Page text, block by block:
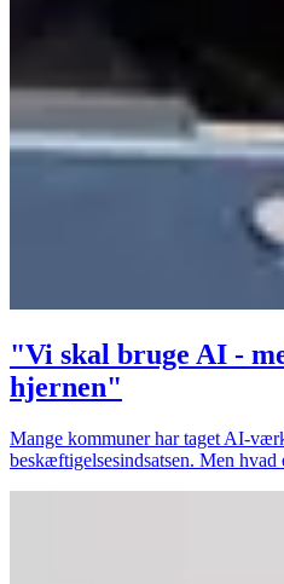
"Vi skal bruge AI -
hjernen"
Mange kommuner har taget AI-
beskæftigelsesindsatsen. Men